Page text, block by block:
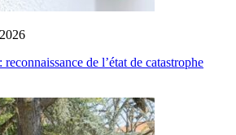
reconnaissance de l’état de catastrophe